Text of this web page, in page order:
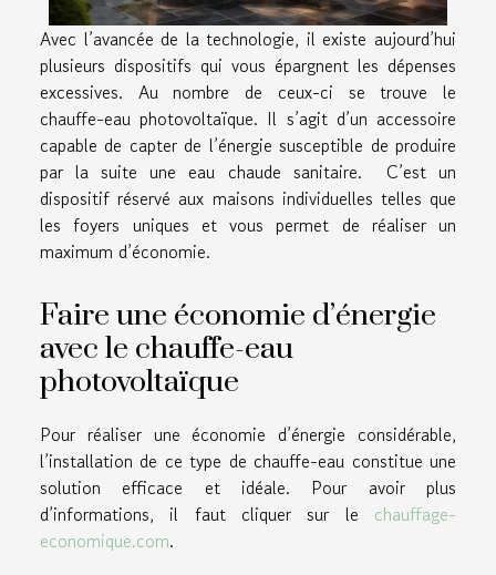
Avec l’avancée de la technologie, il existe aujourd’hui
plusieurs dispositifs qui vous épargnent les dépenses
excessives. Au nombre de ceux-ci se trouve le
chauffe-eau photovoltaïque. Il s’agit d’un accessoire
capable de capter de l’énergie susceptible de produire
par la suite une eau chaude sanitaire. C’est un
dispositif réservé aux maisons individuelles telles que
les foyers uniques et vous permet de réaliser un
maximum d’économie.
Faire une économie d’énergie
avec le chauffe-eau
photovoltaïque
Pour réaliser une économie d’énergie considérable,
l’installation de ce type de chauffe-eau constitue une
solution efficace et idéale. Pour avoir plus
d’informations, il faut cliquer sur le chauffage-
economique.com.